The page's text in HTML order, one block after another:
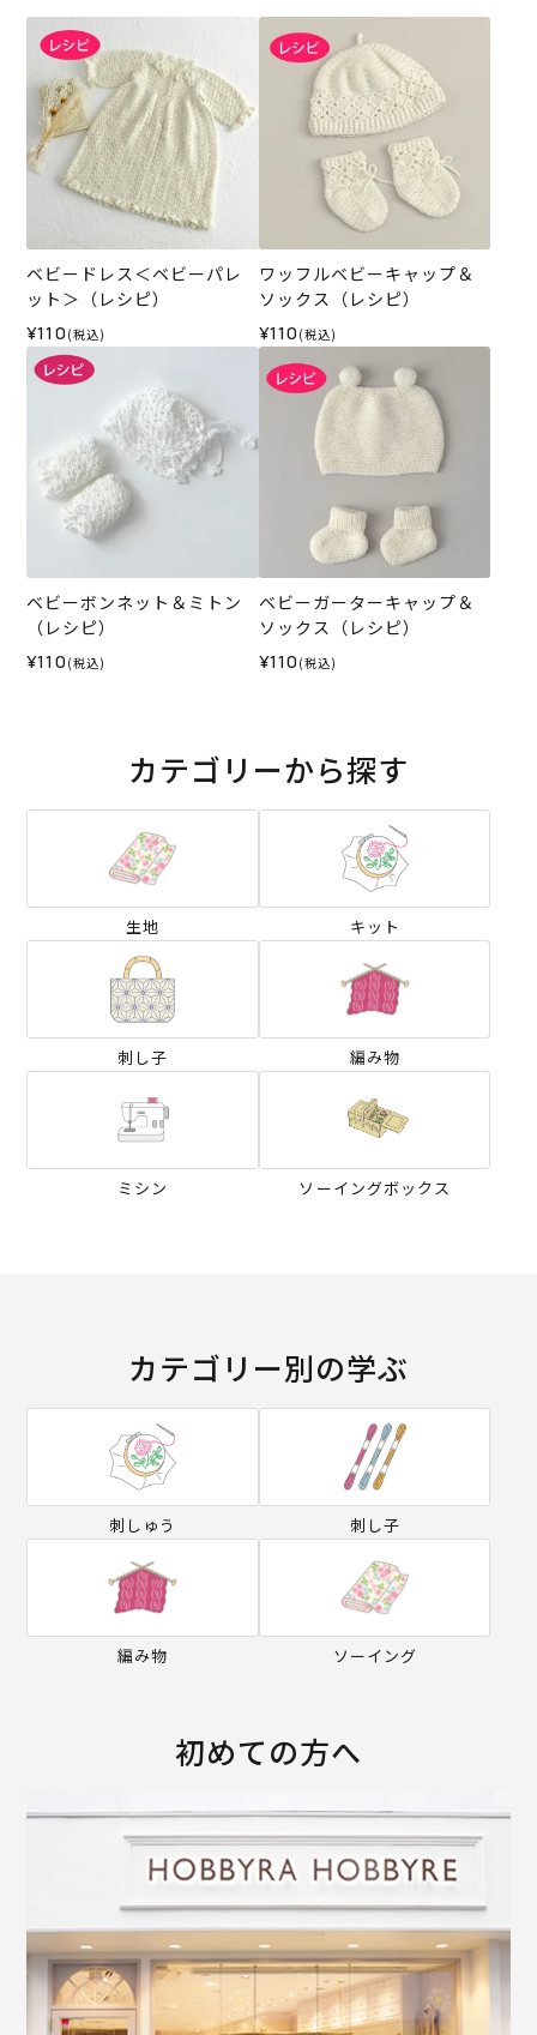
ベビードレス＜ベビーパレ
ット＞（レシピ）
¥110 (税込)
ワッフルベビーキャップ＆
ソックス（レシピ）
¥110 (税込)
ベビーボンネット＆ミトン
（レシピ）
¥110 (税込)
ベビーガーターキャップ＆
ソックス（レシピ）
¥110 (税込)
カテゴリーから探す
生地 キット
刺し子 編み物
ミシン ソーイングボックス
カテゴリー別の学ぶ
刺しゅう 刺し子
編み物 ソーイング
初めての方へ